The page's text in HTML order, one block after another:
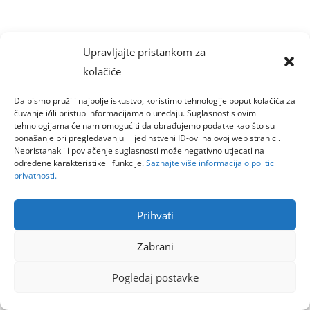
Upravljajte pristankom za
kolačiće
Da bismo pružili najbolje iskustvo, koristimo tehnologije poput kolačića za
čuvanje i/ili pristup informacijama o uređaju. Suglasnost s ovim
tehnologijama će nam omogućiti da obrađujemo podatke kao što su
ponašanje pri pregledavanju ili jedinstveni ID-ovi na ovoj web stranici.
Nepristanak ili povlačenje suglasnosti može negativno utjecati na
određene karakteristike i funkcije.Saznajte više informacija o politici
privatnosti.
Prihvati
Zabrani
Pogledaj postavke